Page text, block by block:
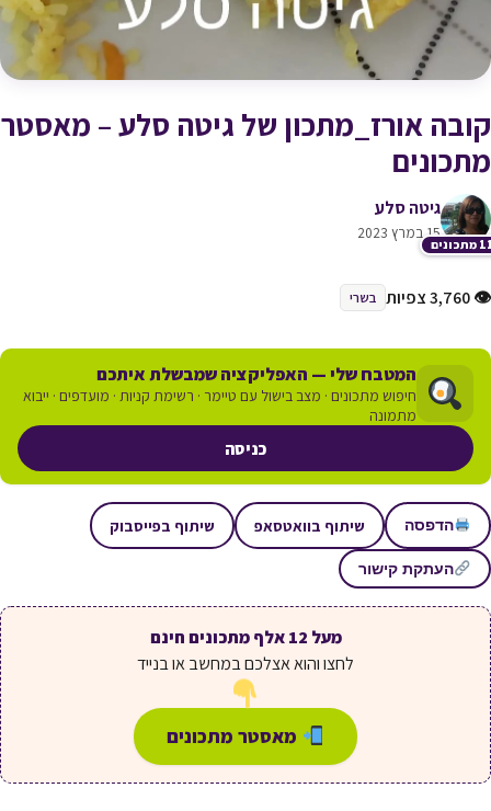
קובה אורז_מתכון של גיטה סלע – מאסטר
מתכונים
גיטה סלע
15 במרץ 2023
👁 3,760 צפיות בשרי
המטבח שלי — האפליקציה שמבשלת איתכם
חיפוש מתכונים · מצב בישול עם טיימר · רשימת קניות · מועדפים · ייבוא
מתמונה
כניסה
הדפסה שיתוף בוואטסאפ שיתוף בפייסבוק
העתקת קישור
מעל 12 אלף מתכונים חינם
לחצו והוא אצלכם במחשב או בנייד
מאסטר מתכונים